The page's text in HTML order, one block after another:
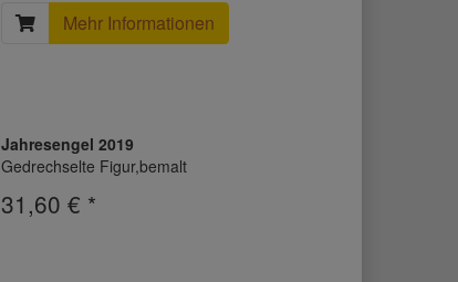
Mehr Informationen
Jahresengel 2019
Gedrechselte Figur,bemalt
31,60 € *